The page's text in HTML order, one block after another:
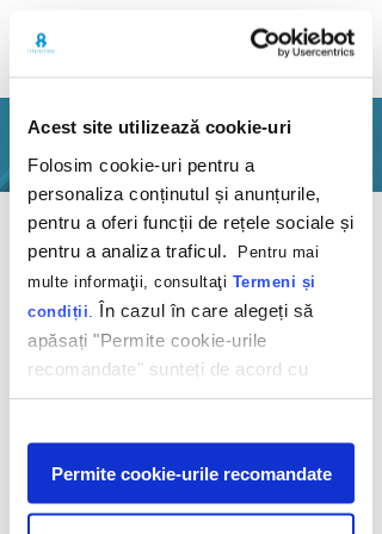
Acest site utilizează cookie-uri
Folosim cookie-uri pentru a
personaliza conținutul și anunțurile,
pentru a oferi funcții de rețele sociale și
pentru a analiza traficul.
Pentru mai
multe informaţii, consultaţi Termeni și
condiții În cazul în care alegeți să
apăsați "Permite cookie-urile
recomandate" sunteți de acord cu
utilizarea modulelor noastre cookie.
Afişare
Permite cookie-urile recomandate
PORTFOLIO
Back
Look. Learn. Be
curious.
LG
2019